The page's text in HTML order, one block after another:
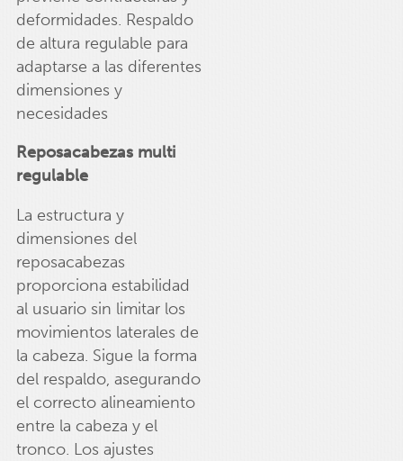
deformidades. Respaldo
de altura regulable para
adaptarse a las diferentes
dimensiones y
necesidades
Reposacabezas multi
regulable
La estructura y
dimensiones del
reposacabezas
proporciona estabilidad
al usuario sin limitar los
movimientos laterales de
la cabeza. Sigue la forma
del respaldo, asegurando
el correcto alineamiento
entre la cabeza y el
tronco. Los ajustes